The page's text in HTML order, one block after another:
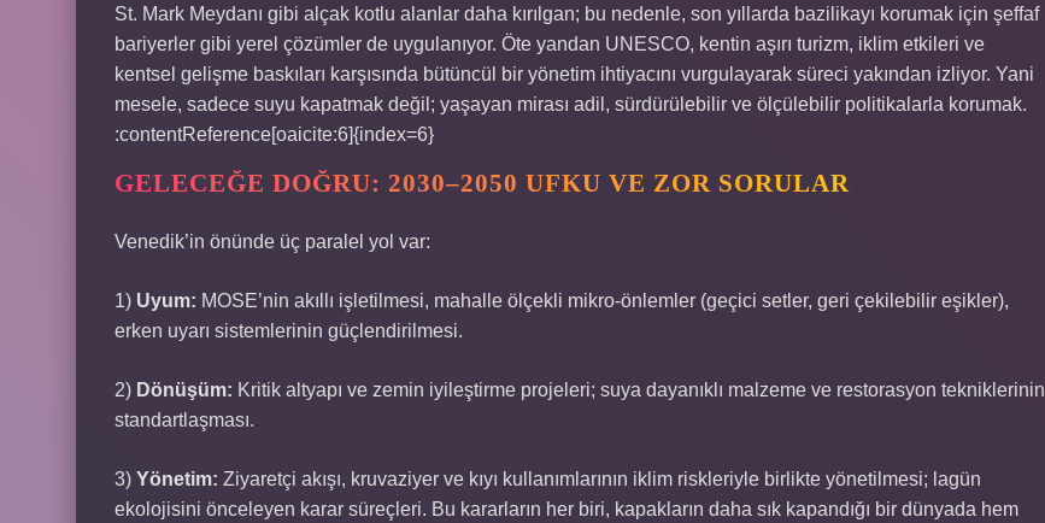
St. Mark Meydanı gibi alçak kotlu alanlar daha kırılgan; bu nedenle, son yıllarda bazilikayı korumak için şeffaf
bariyerler gibi yerel çözümler de uygulanıyor. Öte yandan UNESCO, kentin aşırı turizm, iklim etkileri ve
kentsel gelişme baskıları karşısında bütüncül bir yönetim ihtiyacını vurgulayarak süreci yakından izliyor. Yani
mesele, sadece suyu kapatmak değil; yaşayan mirası adil, sürdürülebilir ve ölçülebilir politikalarla korumak.
:contentReference[oaicite:6]{index=6}
GELECEĞE DOĞRU: 2030–2050 UFKU VE ZOR SORULAR
Venedik’in önünde üç paralel yol var:
1) Uyum: MOSE’nin akıllı işletilmesi, mahalle ölçekli mikro-önlemler (geçici setler, geri çekilebilir eşikler),
erken uyarı sistemlerinin güçlendirilmesi.
2) Dönüşüm: Kritik altyapı ve zemin iyileştirme projeleri; suya dayanıklı malzeme ve restorasyon tekniklerinin
standartlaşması.
3) Yönetim: Ziyaretçi akışı, kruvaziyer ve kıyı kullanımlarının iklim riskleriyle birlikte yönetilmesi; lagün
ekolojisini önceleyen karar süreçleri. Bu kararların her biri, kapakların daha sık kapandığı bir dünyada hem